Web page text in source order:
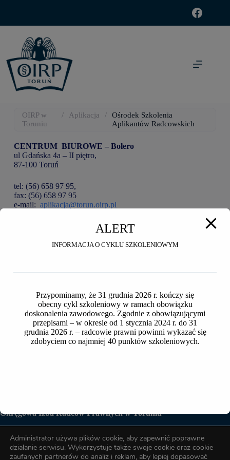
OIRP w
Toruniu
/ Aplikacja /
Ośrodek Szkolenia
Aplikantów Radcowskich
CENTRUM BIUROWE – Bolero
ul Gdańska 4a – II piętro,
87-100 Toruń
tel: (56) 658 97 95,
fax: (56) 658 97 95
e-mail: aplikacja@torun.oirp.pl
Ośrodek Szkolenia prowadzi akta osób wpisanych na listę
aplikantów radcowskich prowadzoną przez Radę Okręgowej
Izby Radców Prawnych w Toruniu.
na listę aplikantów radcowskich prowadzoną przez
OIRP w Toruniu,
przyjmuje wnioski w sprawie skreślenia z listy
aplikantów,
przyjmuje wnioski o udzielenie urlopu dziekańskiego,
ewidencjonuje umowy o aplikację radcowską,
Okręgowa Izba Radców Prawnych w Toruniu
Biuro OIRP
Administrator używa plików cookie, aby zapewnić poprawne
działanie serwisu. Wykorzystuje także swoje cookie oraz cookie
zaufanych partnerów do analiz i reklam, aby lepiej dopasować
ALERT
INFORMACJA O CYKLU SZKOLENIOWYM
Przypominamy, że 31 grudnia 2026 r. kończy się
obecny cykl szkoleniowy w ramach obowiązku
doskonalenia zawodowego. Zgodnie z obowiązującymi
przepisami – w okresie od 1 stycznia 2024 r. do 31
grudnia 2026 r. – radcowie prawni powinni wykazać się
zdobyciem co najmniej 40 punktów szkoleniowych.